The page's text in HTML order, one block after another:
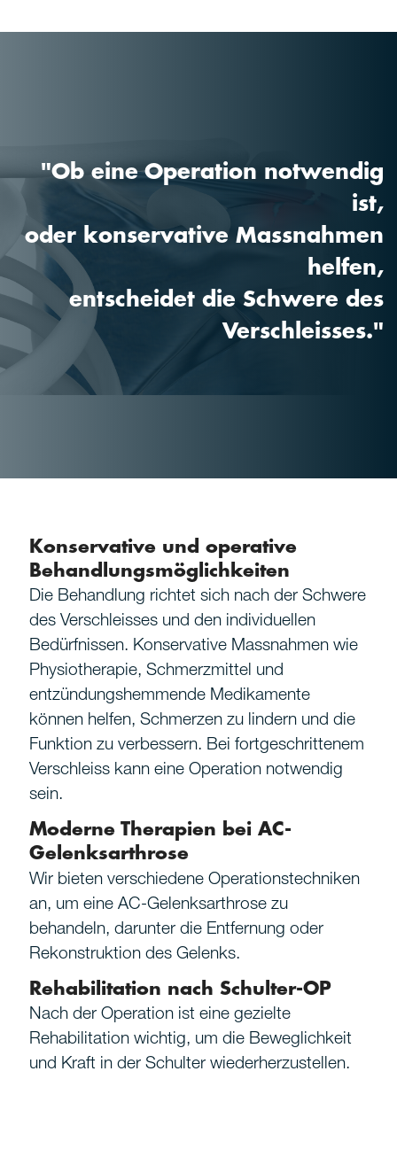
"Ob eine Operation notwendig
ist,
oder konservative Massnahmen
helfen,
entscheidet die Schwere des
Verschleisses."
Konservative und operative
Behandlungsmöglichkeiten
Die Behandlung richtet sich nach der Schwere
des Verschleisses und den individuellen
Bedürfnissen. Konservative Massnahmen wie
Physiotherapie, Schmerzmittel und
entzündungshemmende Medikamente
können helfen, Schmerzen zu lindern und die
Funktion zu verbessern. Bei fortgeschrittenem
Verschleiss kann eine Operation notwendig
sein.
Moderne Therapien bei AC-
Gelenksarthrose
Wir bieten verschiedene Operationstechniken
an, um eine AC-Gelenksarthrose zu
behandeln, darunter die Entfernung oder
Rekonstruktion des Gelenks.
Rehabilitation nach Schulter-OP
Nach der Operation ist eine gezielte
Rehabilitation wichtig, um die Beweglichkeit
und Kraft in der Schulter wiederherzustellen.